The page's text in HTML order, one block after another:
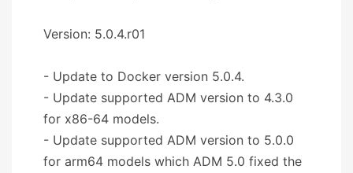
Version: 5.0.4.r01
- Update to Docker version 5.0.4.
- Update supported ADM version to 4.3.0
for x86-64 models.
- Update supported ADM version to 5.0.0
for arm64 models which ADM 5.0 fixed the